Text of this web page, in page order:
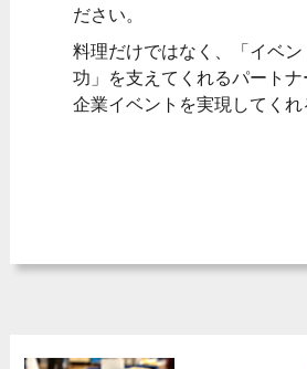
ださい。
料理だけではなく、「イベ
功」を支えてくれるパート
企業イベントを実現してくれ